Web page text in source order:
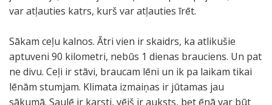
var atļauties katrs, kurš var atļauties īrēt.
Sākam ceļu kalnos. Ātri vien ir skaidrs, ka atlikušie
aptuveni 90 kilometri, nebūs 1 dienas brauciens. Un pat
ne divu. Ceļi ir stāvi, braucam lēni un ik pa laikam tikai
lēnām stumjam. Klimata izmaiņas ir jūtamas jau
sākumā. Saulē ir karsti, vējš ir auksts, bet ēnā var būt